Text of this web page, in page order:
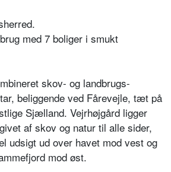
med 7 boliger i smukt
skov- og landbrugs-
beliggende ved Fårevejle, tæt på
Sjælland. Vejrhøjgård ligger
af skov og natur til alle sider,
udsigt ud over havet mod vest og
mod øst.